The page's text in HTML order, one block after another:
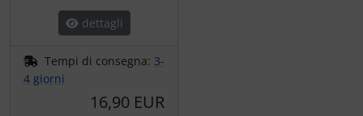
dettagli
Tempi di consegna: 3-
4 giorni
16,90 EUR
Tapes e sintonizzazione
Trasponditore
Tubi, connettori....